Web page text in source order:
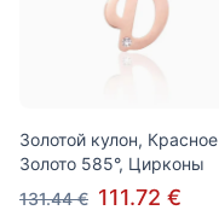
Золотой кулон, Красное
Золото 585°, Цирконы
131.44 € 111.72 €